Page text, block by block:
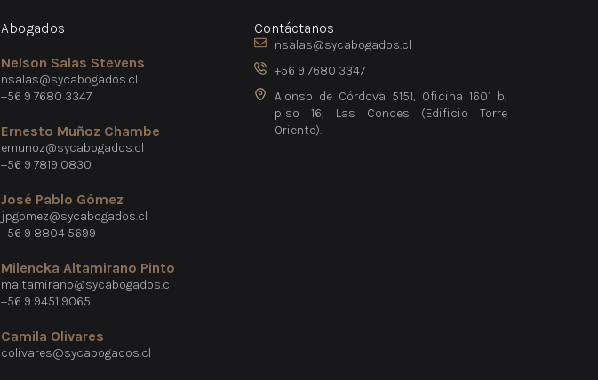
Abogados
Nelson Salas Stevens
nsalas@sycabogados.cl
+56 9 7680 3347
Ernesto Muñoz Chambe
emunoz@sycabogados.cl
+56 9 7819 0830
José Pablo Gómez
jpgomez@sycabogados.cl
+56 9 8804 5699
Milencka Altamirano Pinto
maltamirano@sycabogados.cl
+56 9 9451 9065
Camila Olivares
colivares@sycabogados.cl
Contáctanos
nsalas@sycabogados.cl
+56 9 7680 3347
Alonso de Córdova 5151, Oficina 1601 b,
piso 16, Las Condes (Edificio Torre
Oriente).